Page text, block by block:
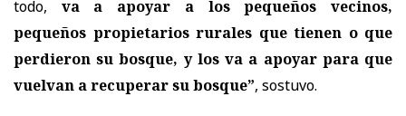
todo, va a apoyar a los pequeños vecinos,
pequeños propietarios rurales que tienen o que
perdieron su bosque, y los va a apoyar para que
vuelvan a recuperar su bosque”, sostuvo.